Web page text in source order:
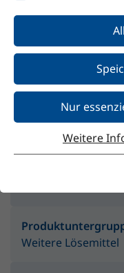
Nur
Weitere
Merkmale
Weitere Lösemittel